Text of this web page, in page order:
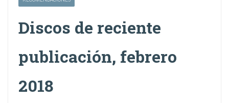
Discos de reciente
publicación, febrero
2018